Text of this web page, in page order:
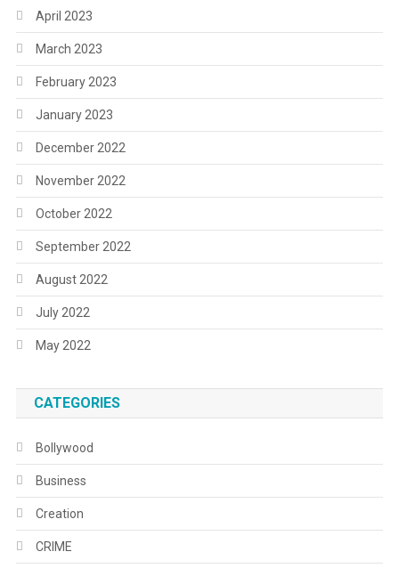
April 2023
March 2023
February 2023
January 2023
December 2022
November 2022
October 2022
September 2022
August 2022
July 2022
May 2022
CATEGORIES
Bollywood
Business
Creation
CRIME